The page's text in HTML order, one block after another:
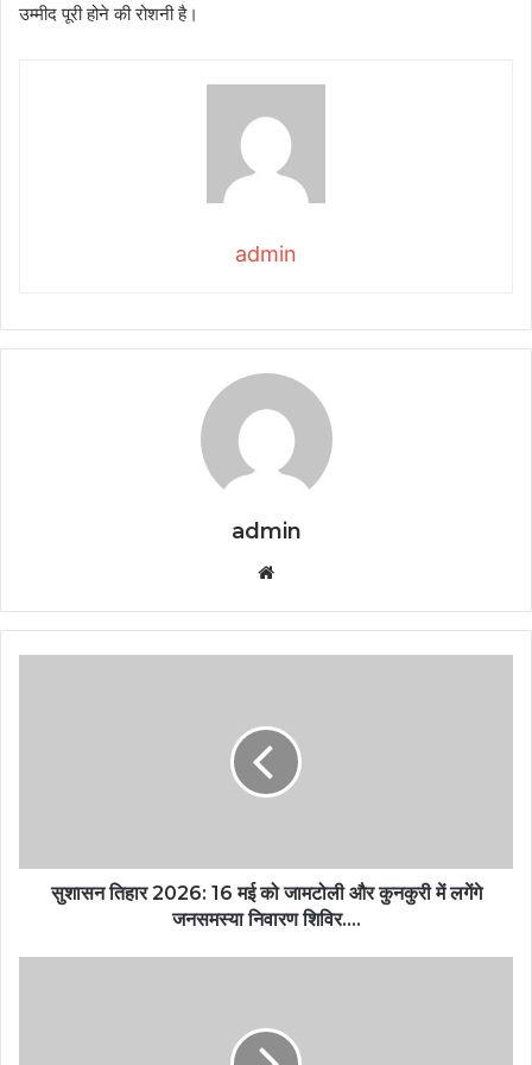
उम्मीद पूरी होने की रोशनी है।
admin
admin
सुशासन तिहार 2026: 16 मई को जामटोली और कुनकुरी में लगेंगे
जनसमस्या निवारण शिविर….